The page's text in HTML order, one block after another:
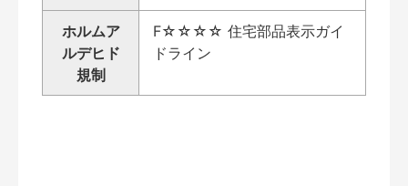
ホルムア
ルデヒド
規制
F☆☆☆☆ 住宅部品表示ガイ
ドライン